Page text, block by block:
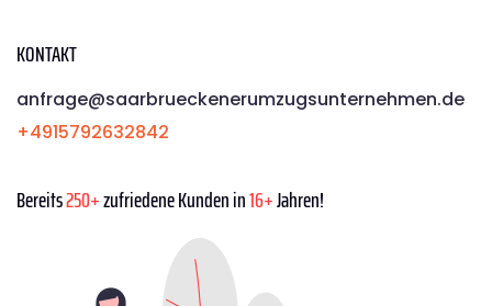
KONTAKT
anfrage@saarbrueckenerumzugsunternehmen.de
+4915792632842
Bereits250+zufriedene Kunden in16+Jahren!